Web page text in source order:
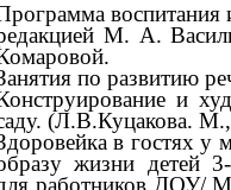
воспитания
М. А.
по развитию
и
(Л.В.Куцакова.
в гостях у
жизни детей
работников ДОУ/